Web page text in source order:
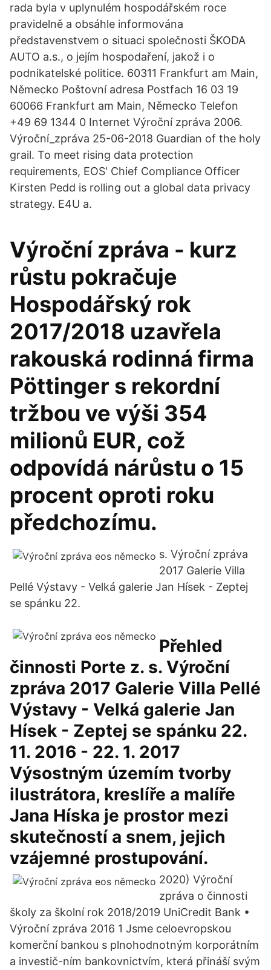
rada byla v uplynulém hospodářském roce
pravidelně a obsáhle informována
představenstvem o situaci společnosti ŠKODA
AUTO a.s., o jejím hospodaření, jakož i o
podnikatelské politice. 60311 Frankfurt am Main,
Německo Poštovní adresa Postfach 16 03 19
60066 Frankfurt am Main, Německo Telefon
+49 69 1344 0 Internet Výroční zpráva 2006.
Výroční_zpráva 25-06-2018 Guardian of the holy
grail. To meet rising data protection
requirements, EOS' Chief Compliance Officer
Kirsten Pedd is rolling out a global data privacy
strategy. E4U a.
Výroční zpráva - kurz
růstu pokračuje
Hospodářský rok
2017/2018 uzavřela
rakouská rodinná firma
Pöttinger s rekordní
tržbou ve výši 354
milionů EUR, což
odpovídá nárůstu o 15
procent oproti roku
předchozímu.
s. Výroční zpráva
2017 Galerie Villa
Pellé Výstavy - Velká galerie Jan Hísek - Zeptej
se spánku 22.
Přehled
činnosti Porte z. s. Výroční
zpráva 2017 Galerie Villa Pellé
Výstavy - Velká galerie Jan
Hísek - Zeptej se spánku 22.
11. 2016 - 22. 1. 2017
Výsostným územím tvorby
ilustrátora, kreslíře a malíře
Jana Híska je prostor mezi
skutečností a snem, jejich
vzájemné prostupování.
2020) Výroční
zpráva o činnosti
školy za školní rok 2018/2019 UniCredit Bank •
Výroční zpráva 2016 1 Jsme celoevropskou
komerční bankou s plnohodnotným korporátním
a investič-ním bankovnictvím, která přináší svým